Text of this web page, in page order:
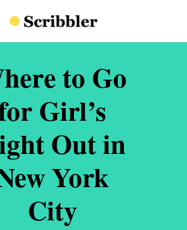
to Go
Girl’s
Out in
York
City